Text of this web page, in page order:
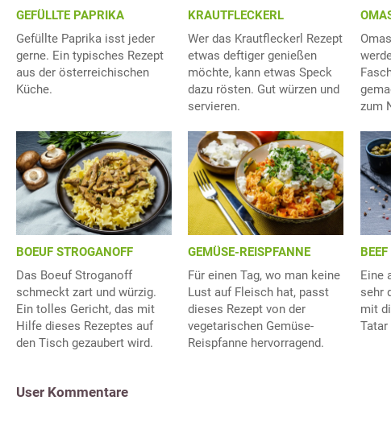
GEFÜLLTE PAPRIKA
Gefüllte Paprika isst jeder
gerne. Ein typisches Rezept
aus der österreichischen
Küche.
KRAUTFLECKERL
Wer das Krautfleckerl Rezept
etwas deftiger genießen
möchte, kann etwas Speck
dazu rösten. Gut würzen und
servieren.
zum
BOEUF STROGANOFF
Das Boeuf Stroganoff
schmeckt zart und würzig.
Ein tolles Gericht, das mit
Hilfe dieses Rezeptes auf
den Tisch gezaubert wird.
GEMÜSE-REISPFANNE
Für einen Tag, wo man keine
Lust auf Fleisch hat, passt
dieses Rezept von der
vegetarischen Gemüse-
Reispfanne hervorragend.
Eine
sehr
mit
Tatar
User Kommentare